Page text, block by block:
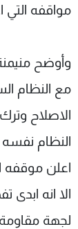
مواقفه التي
وأوضح
مع النظام
الاصلاح
النظام نفسه
اعلن موقفه
الا انه ابدى
لجهة